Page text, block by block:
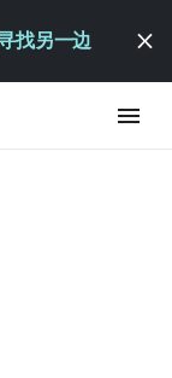
找另一边